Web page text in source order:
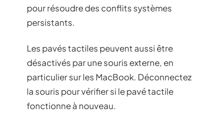
pour résoudre des conflits systèmes
persistants.
Les pavés tactiles peuvent aussi être
désactivés par une souris externe, en
particulier sur les MacBook. Déconnectez
la souris pour vérifier si le pavé tactile
fonctionne à nouveau.